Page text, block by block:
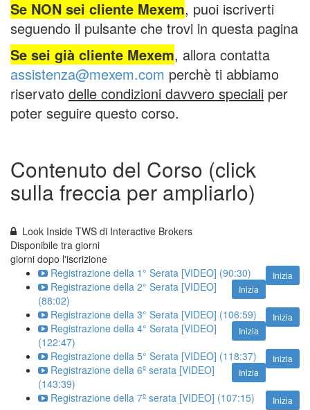
Se NON sei cliente Mexem, puoi iscriverti
seguendo il pulsante che trovi in questa pagina
Se sei già cliente Mexem, allora contatta
assistenza@mexem.com perchè ti abbiamo
riservato delle condizioni davvero speciali per
poter seguire questo corso.
Contenuto del Corso (click
sulla freccia per ampliarlo)
Look Inside TWS di Interactive Brokers
Disponibile tra giorni
giorni dopo l'iscrizione
Inizia
Registrazione della 1° Serata [VIDEO] (90:30)
Inizia
Registrazione della 2° Serata [VIDEO]
(88:02)
Inizia
Registrazione della 3° Serata [VIDEO] (106:59)
Inizia
Registrazione della 4° Serata [VIDEO]
(122:47)
Inizia
Registrazione della 5° Serata [VIDEO] (118:37)
Inizia
Registrazione della 6º serata [VIDEO]
(143:39)
Inizia
Registrazione della 7º serata [VIDEO] (107:15)